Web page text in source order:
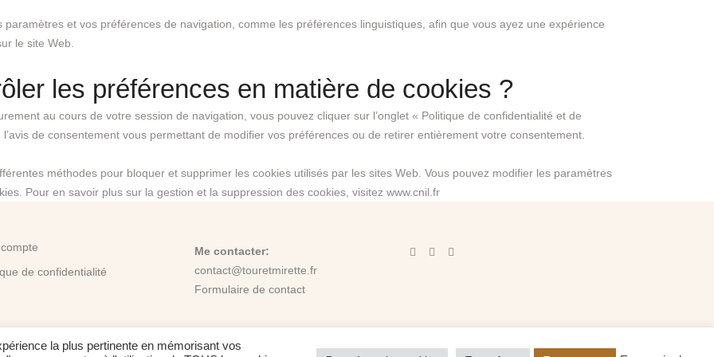
et vos préférences de navigation, comme les préférences linguistiques, afin que vous ayez une expérience
le site Web.
les préférences en matière de cookies ?
au cours de votre session de navigation, vous pouvez cliquer sur l’onglet « Politique de confidentialité et de
de consentement vous permettant de modifier vos préférences ou de retirer entièrement votre consentement.
méthodes pour bloquer et supprimer les cookies utilisés par les sites Web. Vous pouvez modifier les paramètres
Pour en savoir plus sur la gestion et la suppression des cookies, visitez www.cnil.fr
de confidentialité
Me contacter:
contact@touretmirette.fr
Formulaire de contact
la plus pertinente en mémorisant vos